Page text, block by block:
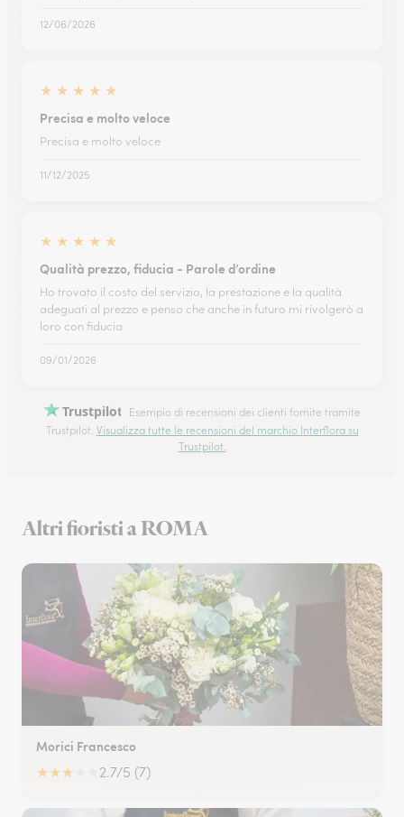
12/06/2026
★ ★ ★ ★ ★
Precisa e molto veloce
Precisa e molto veloce
11/12/2025
★ ★ ★ ★ ★
Qualità prezzo, fiducia - Parole d’ordine
Ho trovato il costo del servizio, la prestazione e la qualità
adeguati al prezzo e penso che anche in futuro mi rivolgerò a
loro con fiducia
09/01/2026
Trustpilot
Esempio di recensioni dei clienti fornite tramite
Trustpilot. Visualizza tutte le recensioni del marchio Interflora su
Trustpilot.
Altri fioristi a ROMA
Morici Francesco
★★★ 2.7/5 (7)